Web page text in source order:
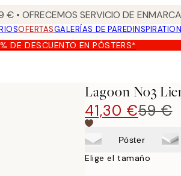
• OFRECEMOS SERVICIO DE
OFERTASGALERÍAS DE PARED
DE DESCUENTO EN PÓSTERS*
Lagoon No3
41,30 €59 €
Póster
Elige el tamaño